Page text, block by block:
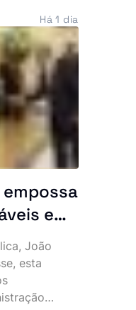
anunciou,
de três
de
expôs
de
com
Há 1 dia
e
“O
João
esta